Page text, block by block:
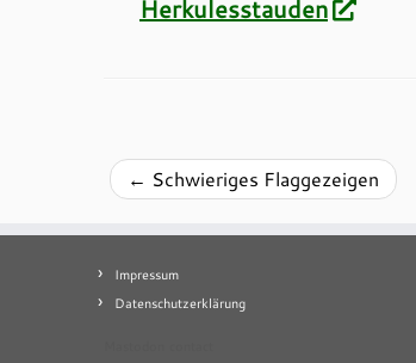
Herkulesstauden
← Schwieriges Flaggezeigen
Impressum
Datenschutzerklärung